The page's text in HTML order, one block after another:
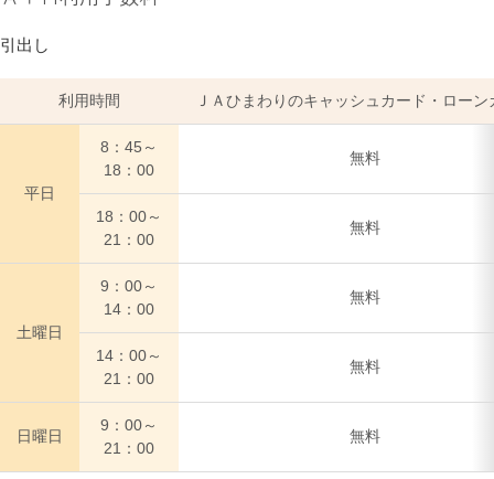
引出し
利用時間 ＪＡひまわりのキャッシュカード・ローン
平日
8：45～
18：00
無料
18：00～
21：00
無料
土曜日
9：00～
14：00
無料
14：00～
21：00
無料
日曜日
9：00～
21：00
無料